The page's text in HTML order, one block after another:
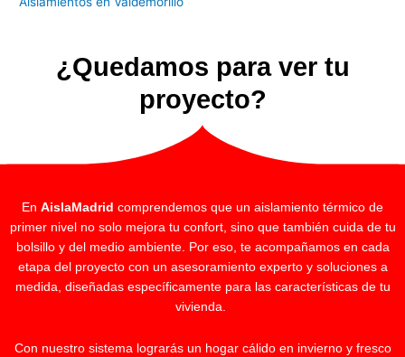
¿Quedamos para ver tu
proyecto?
En AislaMadrid comprendemos que un aislamiento térmico de
primer nivel no solo mejora tu confort, sino que también cuida de tu
bolsillo y del medio ambiente. Por eso, te acompañamos en cada
etapa del proyecto con un asesoramiento experto y soluciones a
medida, diseñadas específicamente para las características de tu
vivienda.
Con nuestro sistema lograrás un hogar cálido en invierno y fresco